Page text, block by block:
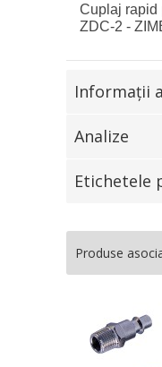
Cuplaj rapid
ZDC-2 -
Informaţii
Analize
Etichetele
Produse